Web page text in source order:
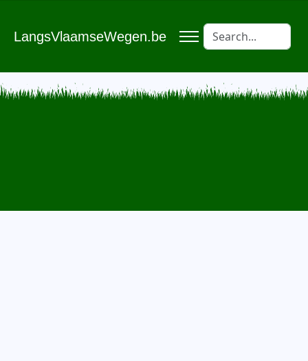
LangsVlaamseWegen.be